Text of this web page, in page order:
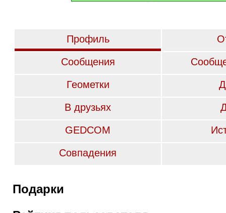
Профиль
Сообщения
Геометки
В друзьях
GEDCOM
Совпадения
Подарки